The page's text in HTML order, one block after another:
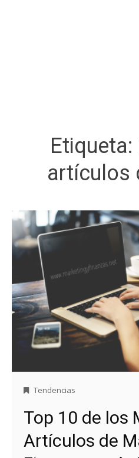
Etiqueta:
artículos
Tendencias
Top 10 de los
Artículos de